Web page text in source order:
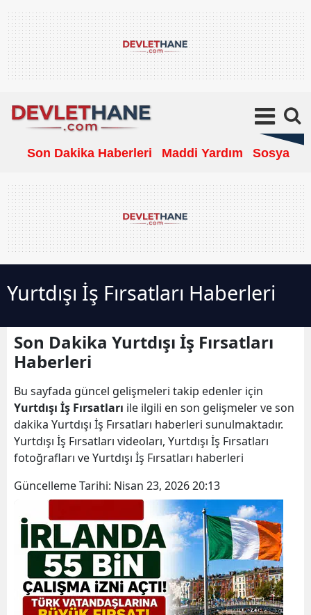
Son Dakika Haberleri Maddi Yardım Sosyal
Yurtdışı İş Fırsatları Haberleri
Son Dakika Yurtdışı İş Fırsatları
Haberleri
Bu sayfada güncel gelişmeleri takip edenler için
Yurtdışı İş Fırsatları ile ilgili en son gelişmeler ve son
dakika Yurtdışı İş Fırsatları haberleri sunulmaktadır.
Yurtdışı İş Fırsatları videoları, Yurtdışı İş Fırsatları
fotoğrafları ve Yurtdışı İş Fırsatları haberleri
Güncelleme Tarihi: Nisan 23, 2026 20:13